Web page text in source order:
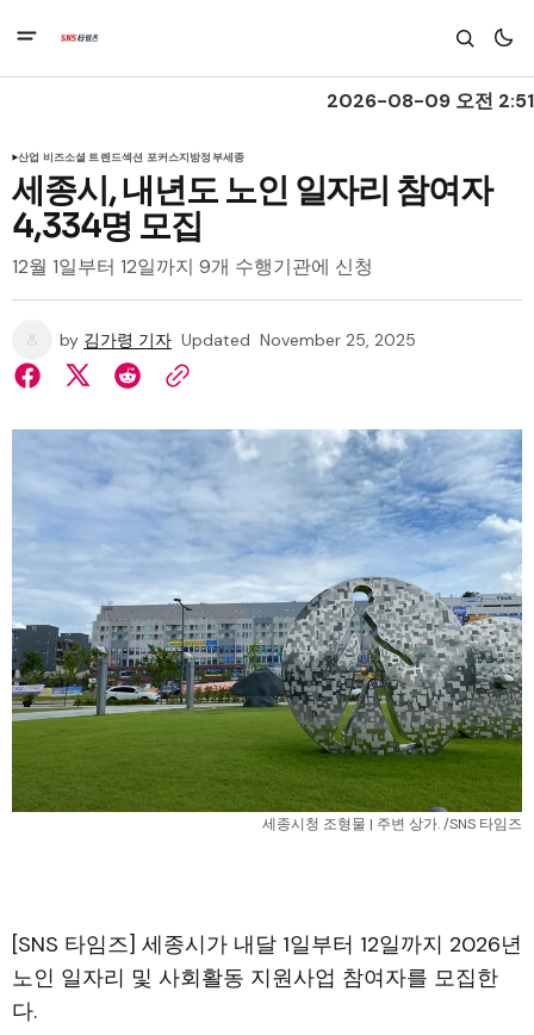
2026-08-09 오전 2:51
산업 비즈소셜 트렌드섹션 포커스지방정부세종
세종시, 내년도 노인 일자리 참여자
4,334명 모집
12월 1일부터 12일까지 9개 수행기관에 신청
by 김가령 기자 Updated November 25, 2025
세종시청 조형물 | 주변 상가. /SNS 타임즈
[SNS 타임즈] 세종시가 내달 1일부터 12일까지 2026년
노인 일자리 및 사회활동 지원사업 참여자를 모집한
다.